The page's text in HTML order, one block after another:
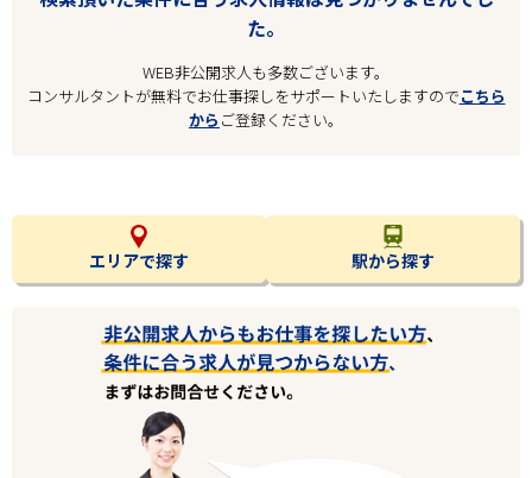
た。
WEB非公開求人も多数ございます。
コンサルタントが無料でお仕事探しをサポートいたしますのでこちら
から ご登録ください。
エリアで探す 駅から探す